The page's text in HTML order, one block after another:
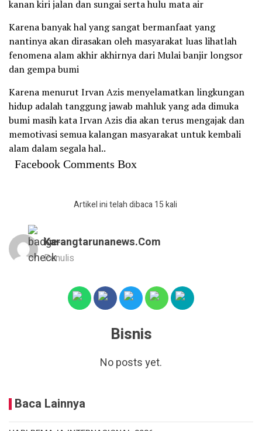
kanan kiri jalan dan sungai serta hulu mata air
Karena banyak hal yang sangat bermanfaat yang
nantinya akan dirasakan oleh masyarakat luas lihatlah
fenomena alam akhir akhirnya dari Mulai banjir longsor
dan gempa bumi
Karena menurut Irvan Azis menyelamatkan lingkungan
hidup adalah tanggung jawab mahluk yang ada dimuka
bumi masih kata Irvan Azis dia akan terus mengajak dan
memotivasi semua kalangan masyarakat untuk kembali
alam dalam segala hal..
Facebook Comments Box
Artikel ini telah dibaca 15 kali
Karangtarunanews.com
Penulis
Bisnis
No posts yet.
Baca Lainnya